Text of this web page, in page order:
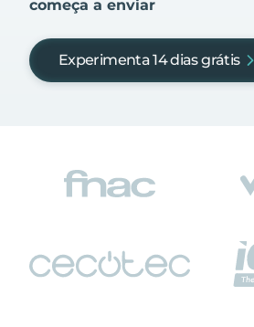
começa a enviar
Experimenta 14 dias grátis